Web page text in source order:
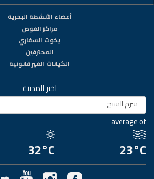
أعضاء الأنشطة البحرية
مراكز الغوص
يخوت السفاري
المحترفين
الكيانات الغير قانونية
اختر المدينة
average of
23°C
32°C